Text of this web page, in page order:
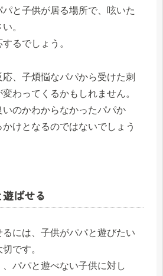
と子供が居る場所で、呟いた
。
るでしょう。
、子煩悩なパパから受けた刺
わってくるかもしれません。
いのかわからなかったパパか
けとなるのではないでしょう
ばせる
には、子供がパパと遊びたい
です。
パパと遊べない子供に対し